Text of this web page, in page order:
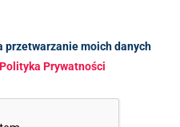
przetwarzanie moich danych
Polityka Prywatności